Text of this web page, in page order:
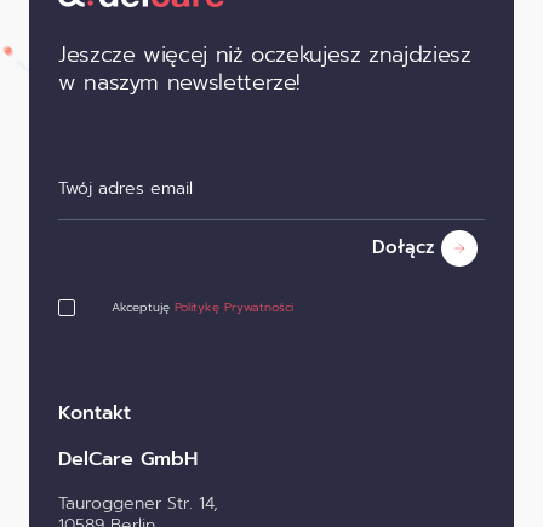
Jeszcze więcej niż oczekujesz znajdziesz
w naszym newsletterze!
Dołącz
Akceptuję Politykę Prywatności
Kontakt
DelCare GmbH
Tauroggener Str. 14,